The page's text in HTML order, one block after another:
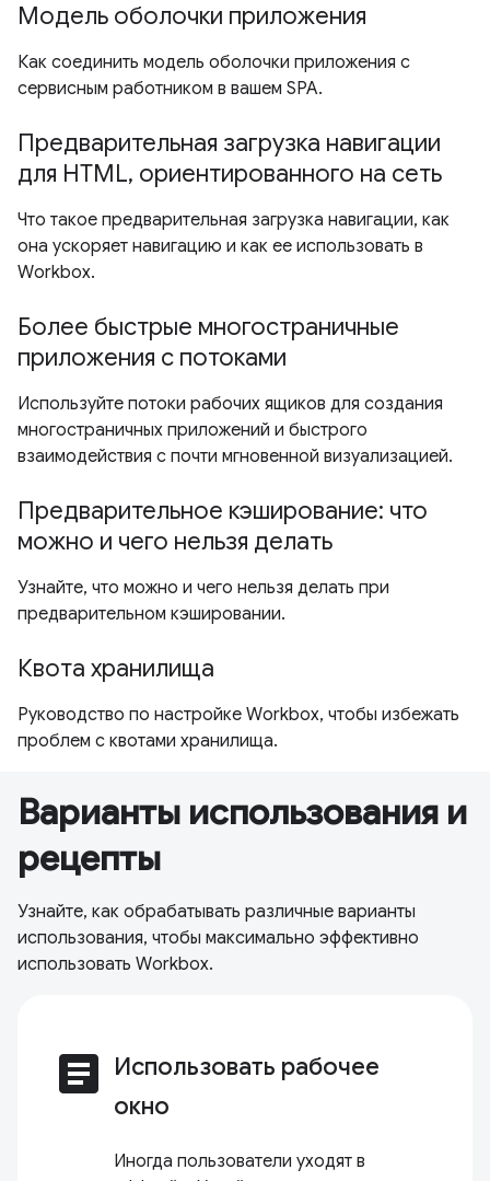
Модель оболочки приложения
Как соединить модель оболочки приложения с
сервисным работником в вашем SPA.
Предварительная загрузка навигации
для HTML, ориентированного на сеть
Что такое предварительная загрузка навигации, как
она ускоряет навигацию и как ее использовать в
Workbox.
Более быстрые многостраничные
приложения с потоками
Используйте потоки рабочих ящиков для создания
многостраничных приложений и быстрого
взаимодействия с почти мгновенной визуализацией.
Предварительное кэширование: что
можно и чего нельзя делать
Узнайте, что можно и чего нельзя делать при
предварительном кэшировании.
Квота хранилища
Руководство по настройке Workbox, чтобы избежать
проблем с квотами хранилища.
Варианты использования и
рецепты
Узнайте, как обрабатывать различные варианты
использования, чтобы максимально эффективно
использовать Workbox.
article Использовать рабочее
окно
Иногда пользователи уходят в